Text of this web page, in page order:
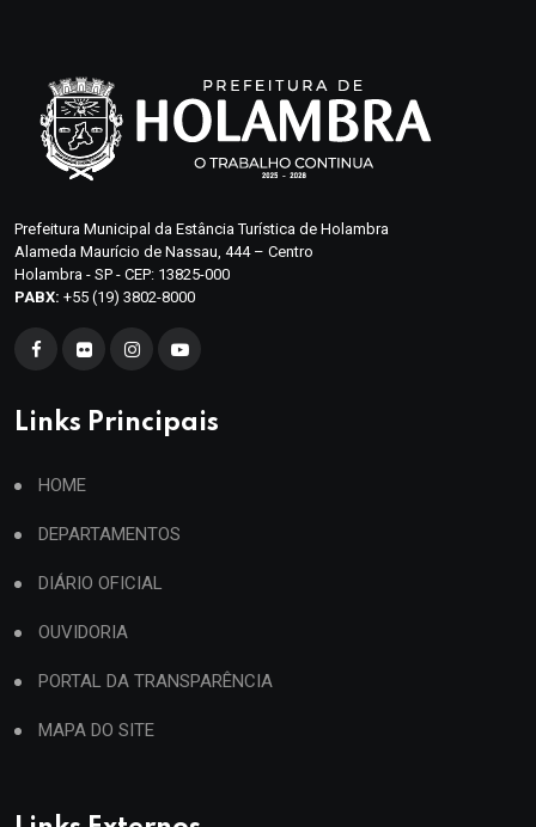
Prefeitura Municipal da Estância Turística de Holambra
Alameda Maurício de Nassau, 444 – Centro
Holambra - SP - CEP: 13825-000
PABX: +55 (19) 3802-8000
Links Principais
HOME
DEPARTAMENTOS
DIÁRIO OFICIAL
OUVIDORIA
PORTAL DA TRANSPARÊNCIA
MAPA DO SITE